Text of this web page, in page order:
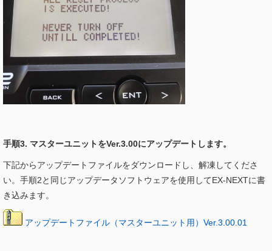
手順3. マスターユニットをVer.3.00にアップデートします。
下記からアップデートファイルをダウンロードし、解凍してくださ
い。手順2と同じアップデータソフトウェアを使用してEX-NEXTに書
き込みます。
アップデートファイル（マスターユニット用）Ver.3.00.01